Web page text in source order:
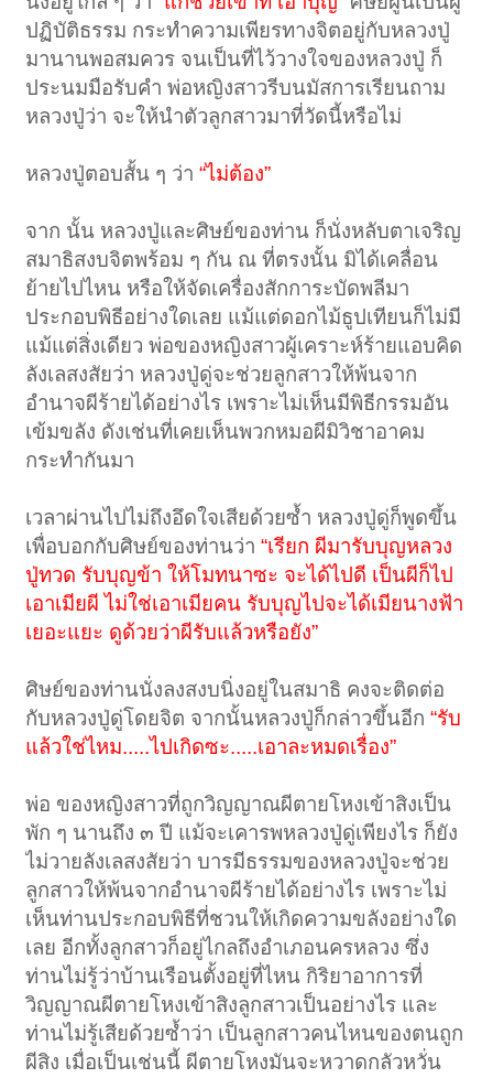
ปฏิบัติธรรม กระทำความเพียรทางจิตอยู่กับหลวงปู่
มานานพอสมควร จนเป็นที่ไว้วางใจของหลวงปู่ ก็
ประนมมือรับคำ พ่อหญิงสาวรีบนมัสการเรียนถาม
หลวงปู่ว่า จะให้นำตัวลูกสาวมาที่วัดนี้หรือไม่
หลวงปู่ตอบสั้น ๆ ว่า“ไม่ต้อง”
จาก นั้น หลวงปู่และศิษย์ของท่าน ก็นั่งหลับตาเจริญ
สมาธิสงบจิตพร้อม ๆ กัน ณ ที่ตรงนั้น มิได้เคลื่อน
ย้ายไปไหน หรือให้จัดเครื่องสักการะบัดพลีมา
ประกอบพิธีอย่างใดเลย แม้แต่ดอกไม้ธูปเทียนก็ไม่มี
แม้แต่สิ่งเดียว พ่อของหญิงสาวผู้เคราะห์ร้ายแอบคิด
ลังเลสงสัยว่า หลวงปู่ดู่จะช่วยลูกสาวให้พ้นจาก
อำนาจผีร้ายได้อย่างไร เพราะไม่เห็นมีพิธีกรรมอัน
เข้มขลัง ดังเช่นที่เคยเห็นพวกหมอผีมิวิชาอาคม
กระทำกันมา
เวลาผ่านไปไม่ถึงอึดใจเสียด้วยซ้ำ หลวงปู่ดู่ก็พูดขึ้น
เพื่อบอกกับศิษย์ของท่านว่า“เรียก ผีมารับบุญหลวง
ปู่ทวด รับบุญข้า ให้โมทนาซะ จะได้ไปดี เป็นผีก็ไป
เอาเมียผี ไม่ใช่เอาเมียคน รับบุญไปจะได้เมียนางฟ้า
เยอะแยะ ดูด้วยว่าผีรับแล้วหรือยัง”
ศิษย์ของท่านนั่งลงสงบนิ่งอยู่ในสมาธิ คงจะติดต่อ
กับหลวงปู่ดู่โดยจิต จากนั้นหลวงปู่ก็กล่าวขึ้นอีก“รับ
แล้วใช่ไหม.....ไปเกิดซะ.....เอาละหมดเรื่อง”
พ่อ ของหญิงสาวที่ถูกวิญญาณผีตายโหงเข้าสิงเป็น
พัก ๆ นานถึง ๓ ปี แม้จะเคารพหลวงปู่ดู่เพียงไร ก็ยัง
ไม่วายลังเลสงสัยว่า บารมีธรรมของหลวงปู่จะช่วย
ลูกสาวให้พ้นจากอำนาจผีร้ายได้อย่างไร เพราะไม่
เห็นท่านประกอบพิธีที่ชวนให้เกิดความขลังอย่างใด
เลย อีกทั้งลูกสาวก็อยู่ไกลถึงอำเภอนครหลวง ซึ่ง
ท่านไม่รู้ว่าบ้านเรือนตั้งอยู่ที่ไหน กิริยาอาการที่
วิญญาณผีตายโหงเข้าสิงลูกสาวเป็นอย่างไร และ
ท่านไม่รู้เสียด้วยซ้ำว่า เป็นลูกสาวคนไหนของตนถูก
ผีสิง เมื่อเป็นเช่นนี้ ผีตายโหงมันจะหวาดกลัวหวั่น